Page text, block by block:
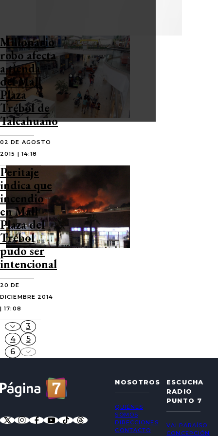
Millonario
robo afecta
a tienda
del Mall
Plaza
Trébol de
Talcahuano
02 DE AGOSTO
2015 | 14:18
Peritaje
indica que
incendio
en Mall
Plaza del
Trébol
pudo ser
intencional
20 DE
DICIEMBRE 2014
| 17:08
3
4
5
6
NOSOTROS
QUIÉNES
SOMOS
DIRECCIONES
CONTACTO
ESCUCHA
RADIO
PUNTO 7
VALPARAÍSO
CONCEPCIÓN